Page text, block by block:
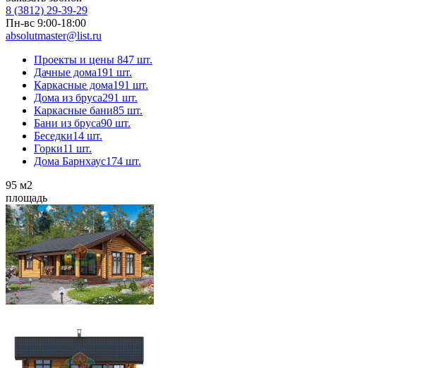
8 (3812) 29-39-29
Пн-вс 9:00-18:00
absolutmaster@list.ru
Проекты и цены 847 шт.
Дачные дома191 шт.
Каркасные дома191 шт.
Дома из бруса291 шт.
Каркасные бани85 шт.
Бани из бруса90 шт.
Беседки14 шт.
Горки11 шт.
Дома Барнхаус174 шт.
95 м2
площадь